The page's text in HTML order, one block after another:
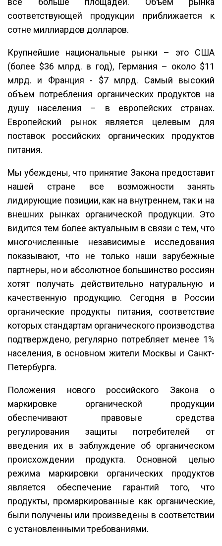
соответствующей продукции приближается к
сотне миллиардов долларов.
Крупнейшие национальные рынки – это США
(более $36 млрд. в год), Германия – около $11
млрд. и Франция - $7 млрд. Самый высокий
объем потребления органических продуктов на
душу населения – в европейских странах.
Европейский рынок является целевым для
поставок российских органических продуктов
питания.
Мы убеждены, что принятие Закона предоставит
нашей стране все возможности занять
лидирующие позиции, как на внутреннем, так и на
внешних рынках органической продукции. Это
видится тем более актуальным в связи с тем, что
многочисленные независимые исследования
показывают, что не только наши зарубежные
партнеры, но и абсолютное большинство россиян
хотят получать действительно натуральную и
качественную продукцию. Сегодня в России
органические продукты питания, соответствие
которых стандартам органического производства
подтверждено, регулярно потребляет менее 1%
населения, в основном жители Москвы и Санкт-
Петербурга.
Положения нового российского Закона о
маркировке органической продукции
обеспечивают правовые средства
регулирования защиты потребителей от
введения их в заблуждение об органическом
происхождении продукта. Основной целью
режима маркировки органических продуктов
является обеспечение гарантий того, что
продукты, промаркированные как органические,
были получены или произведены в соответствии
с установленными требованиями.